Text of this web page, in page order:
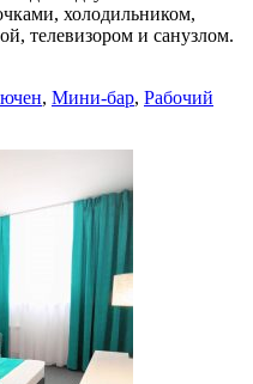
холодильником,
телевизором и санузлом.
, Мини-бар, Рабочий